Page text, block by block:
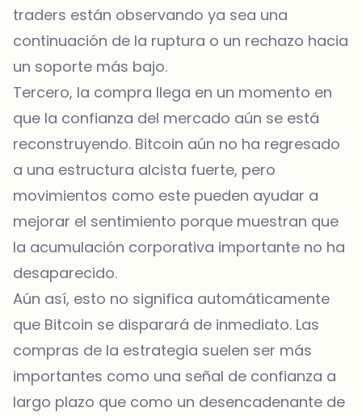
traders están observando ya sea una
continuación de la ruptura o un rechazo hacia
un soporte más bajo.
Tercero, la compra llega en un momento en
que la confianza del mercado aún se está
reconstruyendo. Bitcoin aún no ha regresado
a una estructura alcista fuerte, pero
movimientos como este pueden ayudar a
mejorar el sentimiento porque muestran que
la acumulación corporativa importante no ha
desaparecido.
Aún así, esto no significa automáticamente
que Bitcoin se disparará de inmediato. Las
compras de la estrategia suelen ser más
importantes como una señal de confianza a
largo plazo que como un desencadenante de